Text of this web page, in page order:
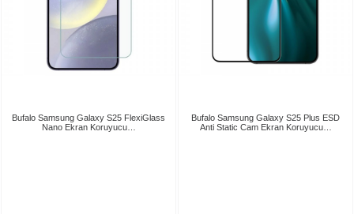
Bufalo Samsung Galaxy S25 FlexiGlass
Nano Ekran Koruyucu…
Bufalo Samsung Galaxy S25 Plus ESD
Anti Static Cam Ekran Koruyucu…